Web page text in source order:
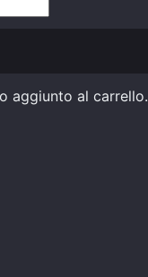
aggiunto al carrello.